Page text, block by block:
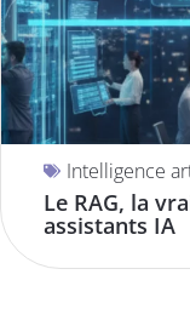
Intelligence
Le RAG, la
assistants IA